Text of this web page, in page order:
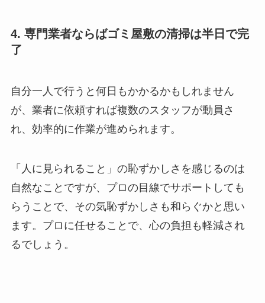
4. 専門業者ならばゴミ屋敷の清掃は半日で完
了
自分一人で行うと何日もかかるかもしれません
が、業者に依頼すれば複数のスタッフが動員さ
れ、効率的に作業が進められます。
「人に見られること」の恥ずかしさを感じるのは
自然なことですが、プロの目線でサポートしても
らうことで、その気恥ずかしさも和らぐかと思い
ます。プロに任せることで、心の負担も軽減され
るでしょう。